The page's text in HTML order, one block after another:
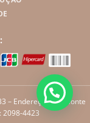
– Endereço: Rua Monte
2098-4423